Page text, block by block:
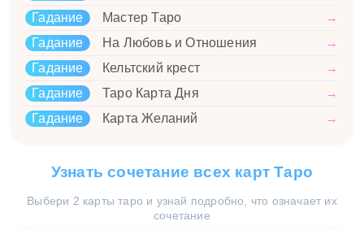
Гадание
Мастер Таро
→
Гадание
На Любовь и Отношения
→
Гадание
Кельтский крест
→
Гадание
Таро Карта Дня
→
Гадание
Карта Желаний →
Узнать сочетание всех карт Таро
Выбери 2 карты таро и узнай подробно, что означает их
сочетание